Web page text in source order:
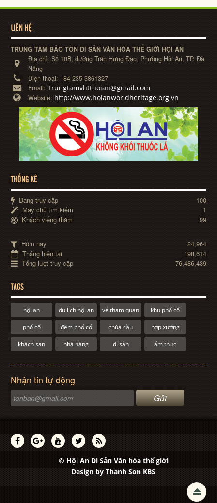
LIÊN HỆ
TRUNG TÂM BẢO TỒN DI SẢN VĂN HÓA THẾ GIỚI HỘI AN
Địa chỉ:Số 10B, đường Trần Hưng Đạo, Phường Hội An, TP. Đà
Nẵng
Điện thoại: +84-235-3861327
Email:Trungtamvhtthoian@gmail.com
Website: http://www.hoianworldheritage.org.vn
THỐNG KÊ
Đang truy cập
100
Máy chủ tìm kiếm
1
Khách viếng thăm
99
Hôm nay
24,964
Tháng hiện tại
198,614
Tổng lượt truy cập
76,486,439
TAGS
hội an du lịch hội an vé tham quan khu phố cổ
phố cổ đêm phố cổ chùa cầu hợp xướng
khách sạn nhà hàng di sản ẩm thực
Nhận tin tự động
© Hội An Di Sản Văn hóa thế giới
Design by Thanh Son KBS